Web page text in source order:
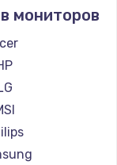
мониторов